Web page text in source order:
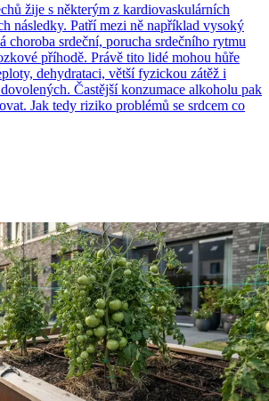
žije s některým z kardiovaskulárních
následky. Patří mezi ně například vysoký
choroba srdeční, porucha srdečního rytmu
příhodě. Právě tito lidé mohou hůře
dehydrataci, větší fyzickou zátěž i
Častější konzumace alkoholu pak
Jak tedy riziko problémů se srdcem co